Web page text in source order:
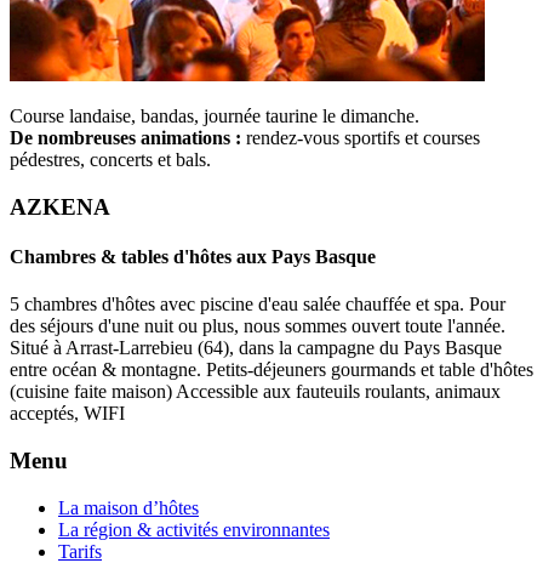
Course landaise, bandas, journée taurine le dimanche.
De nombreuses animations : rendez-vous sportifs et courses
pédestres, concerts et bals.
AZKENA
Chambres & tables d'hôtes aux Pays Basque
5 chambres d'hôtes avec piscine d'eau salée chauffée et spa. Pour
des séjours d'une nuit ou plus, nous sommes ouvert toute l'année.
Situé à Arrast-Larrebieu (64), dans la campagne du Pays Basque
entre océan & montagne. Petits-déjeuners gourmands et table d'hôtes
(cuisine faite maison) Accessible aux fauteuils roulants, animaux
acceptés, WIFI
Menu
La maison d’hôtes
La région & activités environnantes
Tarifs